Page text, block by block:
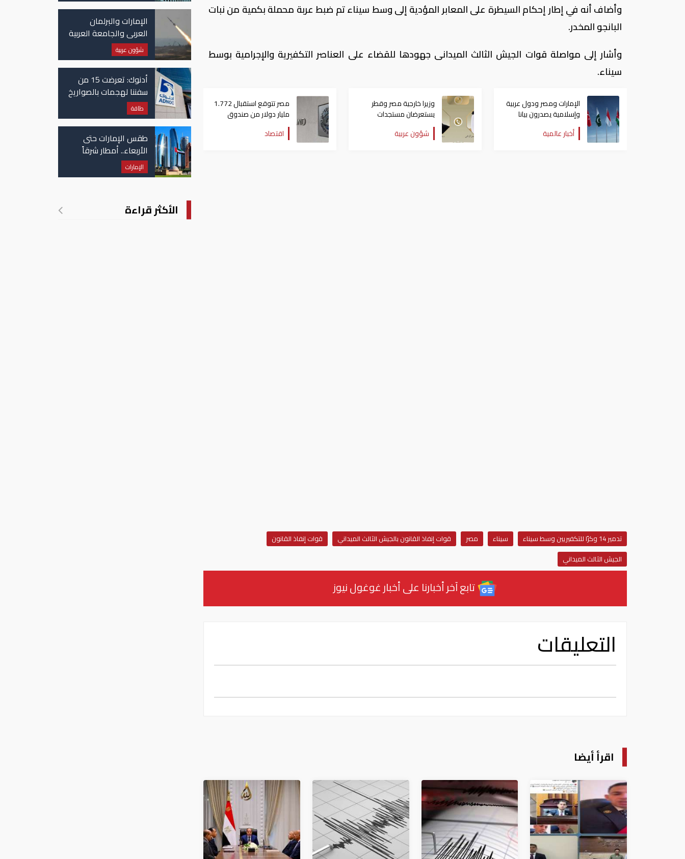
وأضاف أنه في إطار إحكام السيطرة على المعابر المؤدية إلى وسط سيناء تم ضبط عربة محملة بكمية من نبات
البانجو المخدر.
وأشار إلى مواصلة قوات الجيش الثالث الميدانى جهودها للقضاء على العناصر التكفيرية والإجرامية بوسط
سيناء.
الإمارات ومصر ودول عربية
وإسلامية يصدرون بيانا
مشتركا بشأن الانتهاكات
الإسرائيلية في غزة
أخبار عالمية
وزيرا خارجية مصر وقطر
يستعرضان مستجدات
التحركات الإقليمية
شؤون عربية
مصر تتوقع استقبال 1.772
مليار دولار من صندوق
النقد خلال أيام
اقتصاد
تدمير 14 وكرًا للتكفيريين وسط سيناء سيناء مصر قوات إنفاذ القانون بالجيش الثالث الميداني
قوات إنفاذ القانون
الجيش الثالث الميداني
تابع آخر أخبارنا على أخبار غوغول نيوز
التعليقات
اقرأ أيضا
الإمارات والبرلمان
العربي والجامعة العربية
يدينون الهجوم الحوثي
على نجران بالسعودية
شؤون عربية
أدنوك: تعرضت 15 من
سفننا لهجمات بالصواريخ
والطائرات المسيّرة منذ
بداية النزاع
طاقة
طقس الإمارات حتى
الأربعاء.. أمطار شرقاً
وجنوباً وانخفاض
تدريجي للحرارة
الإمارات
الأكثر قراءة